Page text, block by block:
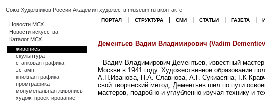
Союз Художников России Академия художеств museum.ru вконтакте
Новости МСХ
Новости искусства
Каталог МСХ
живопись
скульптура
станковая графика
эстамп
книжная графика
промграфика
монуменальная живопись
худож. проектирование
ПОРТАЛ СТРУКТУРА СМИ СТАТЬИ ГАЗЕТА
Дементьев Вадим Владимирович (Vadim
Вадим Владимирович Дементьев, известный
Москве в 1941 году. Художественное образование
А.Н.Иванова, Н.А. Славнова, А.Г. Сукиасяна, Г.К
свой творческий метод, Дементьев шел по пути
мастеров, подробно и углубленно изучая технику и